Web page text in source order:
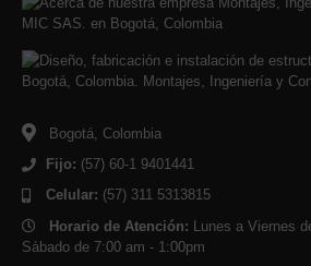
Bogotá, Colombia
Fijo: (57) 60-1 9401441
Celular: (57) 311 5313815
Horario de Atención: Lunes a Viernes
Sábado de 7:00 am - 1:00pm